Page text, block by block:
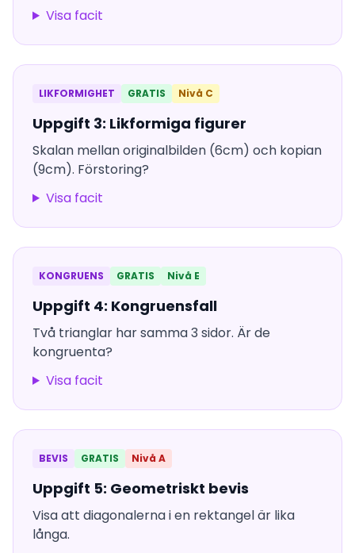
Visa facit
LIKFORMIGHET GRATIS Nivå C
Uppgift 3: Likformiga figurer
Skalan mellan originalbilden (6cm) och kopian
(9cm). Förstoring?
Visa facit
KONGRUENS GRATIS Nivå E
Uppgift 4: Kongruensfall
Två trianglar har samma 3 sidor. Är de
kongruenta?
Visa facit
BEVIS GRATIS Nivå A
Uppgift 5: Geometriskt bevis
Visa att diagonalerna i en rektangel är lika
långa.